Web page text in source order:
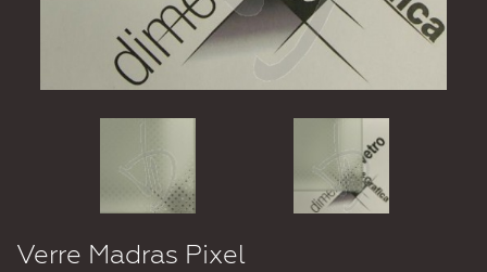
Verre Madras Pixel